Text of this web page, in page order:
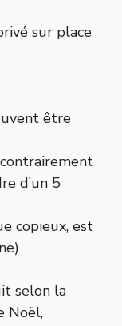
sur place
être
d’un 5
copieux, est
selon la
Noël,